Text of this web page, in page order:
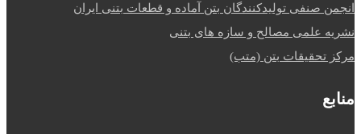
انجمن صنفی تولیدکنندگان بتن آماده و قطعات بتنی ایران
نشریه علمی مصالح و سازه های بتنی
مرکز تحقیقات بتن (متب)
منابع